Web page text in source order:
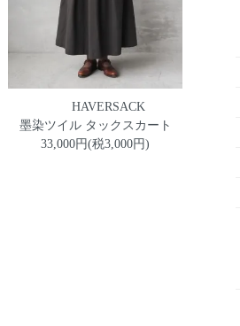
HAVERSACK
墨染ツイル タックスカート
33,000円(税3,000円)